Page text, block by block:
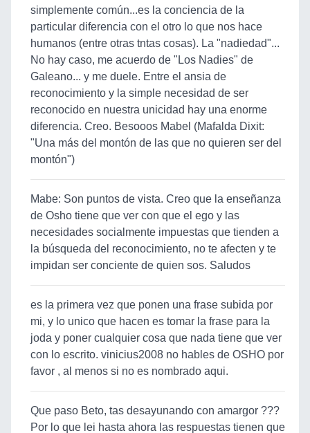
simplemente común...es la conciencia de la
particular diferencia con el otro lo que nos hace
humanos (entre otras tntas cosas). La "nadiedad"...
No hay caso, me acuerdo de "Los Nadies" de
Galeano... y me duele. Entre el ansia de
reconocimiento y la simple necesidad de ser
reconocido en nuestra unicidad hay una enorme
diferencia. Creo. Besooos Mabel (Mafalda Dixit:
"Una más del montón de las que no quieren ser del
montón")
Mabe: Son puntos de vista. Creo que la enseñanza
de Osho tiene que ver con que el ego y las
necesidades socialmente impuestas que tienden a
la búsqueda del reconocimiento, no te afecten y te
impidan ser conciente de quien sos. Saludos
es la primera vez que ponen una frase subida por
mi, y lo unico que hacen es tomar la frase para la
joda y poner cualquier cosa que nada tiene que ver
con lo escrito. vinicius2008 no hables de OSHO por
favor , al menos si no es nombrado aqui.
Que paso Beto, tas desayunando con amargor ???
Por lo que lei hasta ahora las respuestas tienen que